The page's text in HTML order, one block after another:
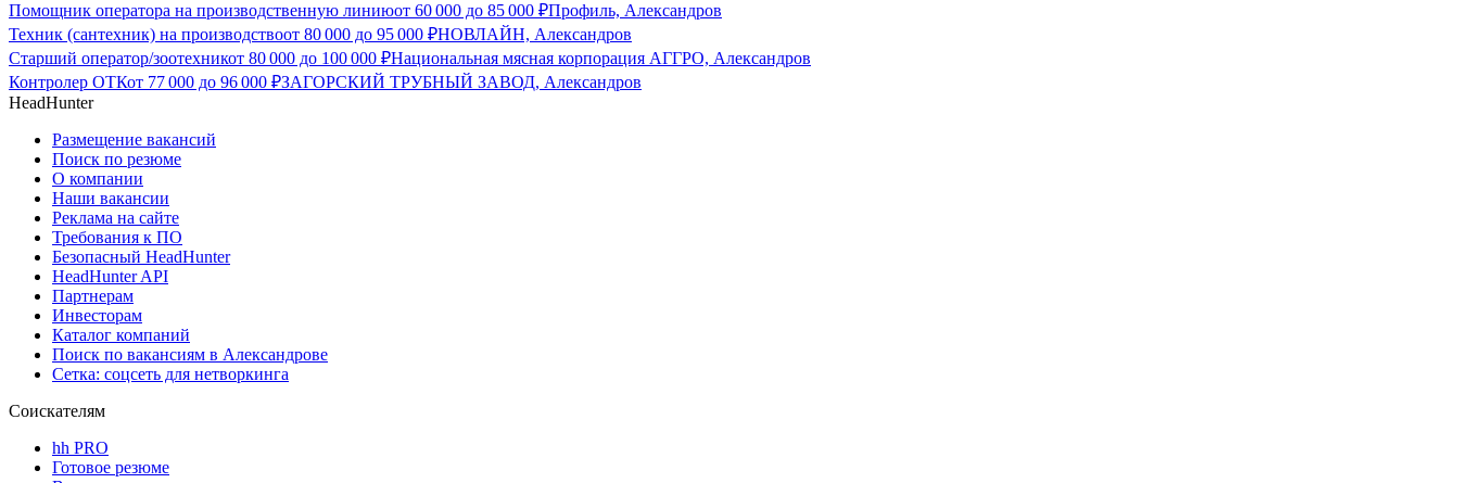
Помощник оператора на производственную линиюот 60 000 до 85 000 ₽Профиль, Александров
Техник (сантехник) на производствоот 80 000 до 95 000 ₽НОВЛАЙН, Александров
Старший оператор/зоотехникот 80 000 до 100 000 ₽Национальная мясная корпорация АГГРО, Александров
Контролер ОТКот 77 000 до 96 000 ₽ЗАГОРСКИЙ ТРУБНЫЙ ЗАВОД, Александров
HeadHunter
Размещение вакансий
Поиск по резюме
О компании
Наши вакансии
Реклама на сайте
Требования к ПО
Безопасный HeadHunter
HeadHunter API
Партнерам
Инвесторам
Каталог компаний
Поиск по вакансиям в Александрове
Сетка: соцсеть для нетворкинга
Соискателям
hh PRO
Готовое резюме